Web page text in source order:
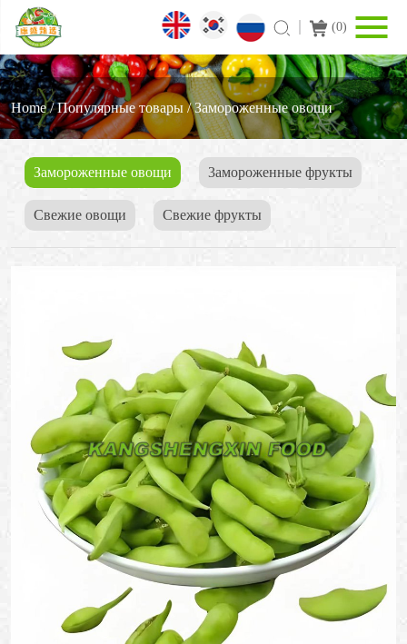
(0)
Home/Популярные товары /Замороженные овощи
Замороженные овощи 3амороженные фрукты
Свежие овощи Cвежие фрукты